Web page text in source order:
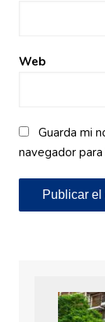
Web
Guarda mi
navegador